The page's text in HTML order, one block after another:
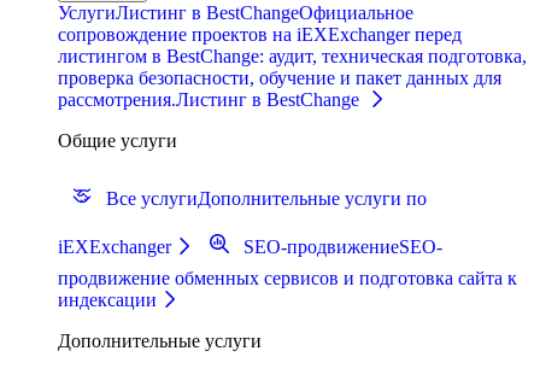
УслугиЛистинг в BestChangeОфициальное
сопровождение проектов на iEXExchanger перед
листингом в BestChange: аудит, техническая подготовка,
проверка безопасности, обучение и пакет данных для
рассмотрения.Листинг в BestChange
Общие услуги
Все услугиДополнительные услуги по
iEXExchanger SEO-продвижениеSEO-
продвижение обменных сервисов и подготовка сайта к
индексации
Дополнительные услуги